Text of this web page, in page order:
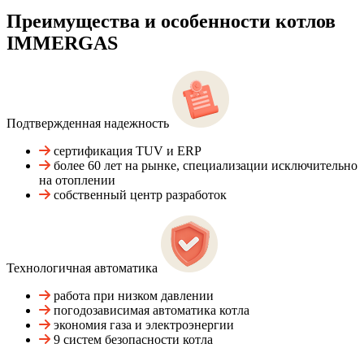
Преимущества и особенности котлов
IMMERGAS
Подтвержденная надежность
сертификация TUV и ERP
более 60 лет на рынке, специализации исключительно
на отоплении
собственный центр разработок
Технологичная автоматика
работа при низком давлении
погодозависимая автоматика котла
экономия газа и электроэнергии
9 систем безопасности котла